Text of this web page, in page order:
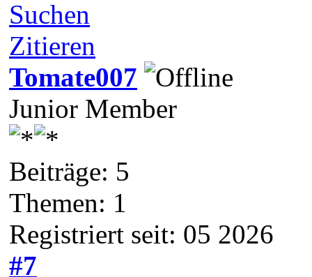
Suchen
Zitieren
Tomate007
Junior Member
Beiträge: 5
Themen: 1
Registriert seit: 05 2026
#7